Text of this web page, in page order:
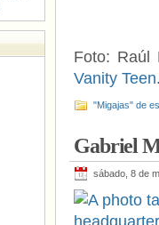
Foto: Raúl
Vanity Teen
"Migajas" de
Gabriel
sábado, 8 de